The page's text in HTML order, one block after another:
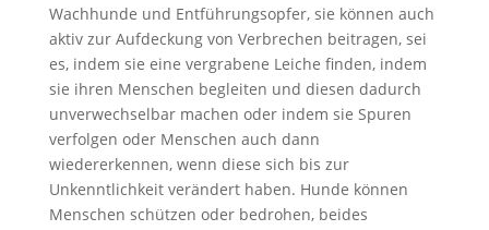
Wachhunde und Entführungsopfer, sie können auch
aktiv zur Aufdeckung von Verbrechen beitragen, sei
es, indem sie eine vergrabene Leiche finden, indem
sie ihren Menschen begleiten und diesen dadurch
unverwechselbar machen oder indem sie Spuren
verfolgen oder Menschen auch dann
wiedererkennen, wenn diese sich bis zur
Unkenntlichkeit verändert haben. Hunde können
Menschen schützen oder bedrohen, beides